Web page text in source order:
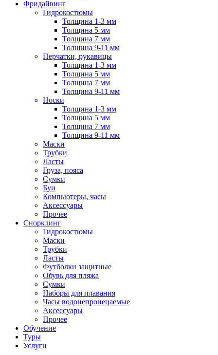
Фридайвинг
Гидрокостюмы
Толщина 1-3 мм
Толщина 5 мм
Толщина 7 мм
Толщина 9-11 мм
Перчатки, рукавицы
Толщина 1-3 мм
Толщина 5 мм
Толщина 7 мм
Толщина 9-11 мм
Носки
Толщина 1-3 мм
Толщина 5 мм
Толщина 7 мм
Толщина 9-11 мм
Маски
Трубки
Ласты
Груза, пояса
Сумки
Буи
Компьютеры, часы
Аксессуары
Прочее
Снорклинг
Гидрокостюмы
Маски
Трубки
Ласты
Футболки защитные
Обувь для пляжа
Сумки
Наборы для плавания
Часы водонепронецаемые
Аксессуары
Прочее
Обучение
Туры
Услуги